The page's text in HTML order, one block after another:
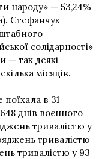
народу» — 53,24%
Стефанчук
солідарності»
— так деякі
місяців.
в 31
днів воєнного
тривалістю у
тривалістю
тривалістю у 93